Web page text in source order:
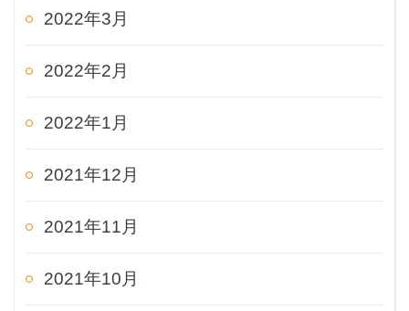
2022年3月
2022年2月
2022年1月
2021年12月
2021年11月
2021年10月